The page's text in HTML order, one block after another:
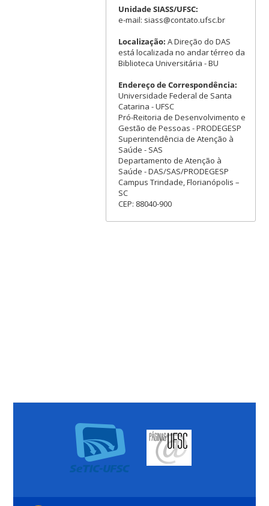
Unidade SIASS/UFSC:
e-mail: siass@contato.ufsc.br
Localização: A Direção do DAS
está localizada no andar térreo da
Biblioteca Universitária - BU
Endereço de Correspondência:
Universidade Federal de Santa
Catarina - UFSC
Pró-Reitoria de Desenvolvimento e
Gestão de Pessoas - PRODEGESP
Superintendência de Atenção à
Saúde - SAS
Departamento de Atenção à
Saúde - DAS/SAS/PRODEGESP
Campus Trindade, Florianópolis –
SC
CEP: 88040-900